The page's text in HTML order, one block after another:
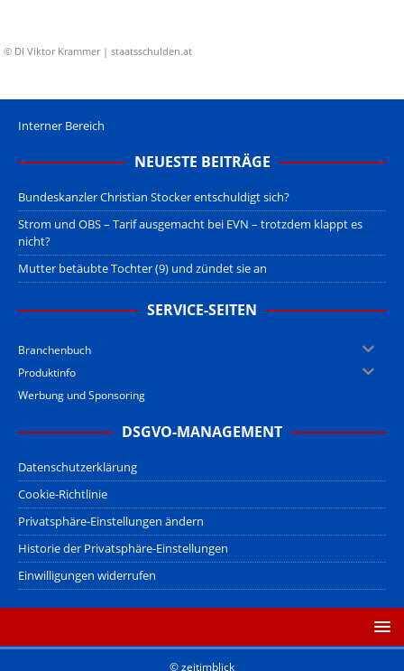
© DI Viktor Krammer | staatsschulden.at
Interner Bereich
NEUESTE BEITRÄGE
Bundeskanzler Christian Stocker entschuldigt sich?
Strom und OBS – Tarif ausgemacht bei EVN – trotzdem klappt es
nicht?
Mutter betäubte Tochter (9) und zündet sie an
SERVICE-SEITEN
Branchenbuch
Produktinfo
Werbung und Sponsoring
DSGVO-MANAGEMENT
Datenschutzerklärung
Cookie-Richtlinie
Privatsphäre-Einstellungen ändern
Historie der Privatsphäre-Einstellungen
Einwilligungen widerrufen
© zeitimblick